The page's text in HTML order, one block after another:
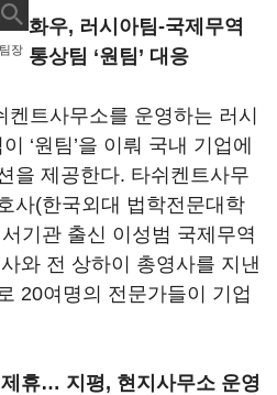
장
화우, 러시아팀-국제무역
통상팀 ‘원팀’ 대응
트사무소를 운영하는 러시
‘원팀’을 이뤄 국내 기업에
을 제공한다. 타쉬켄트사무
사(한국외대 법학전문대학
기관 출신 이성범 국제무역
와 전 상하이 총영사를 지낸
20여명의 전문가들이 기업
휴… 지평, 현지사무소 운영